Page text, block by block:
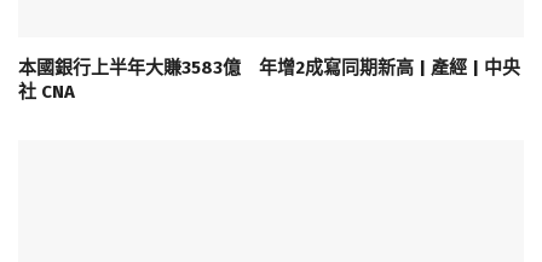
本國銀行上半年大賺3583億 年增2成寫同期新高 | 產經 | 中央
社 CNA